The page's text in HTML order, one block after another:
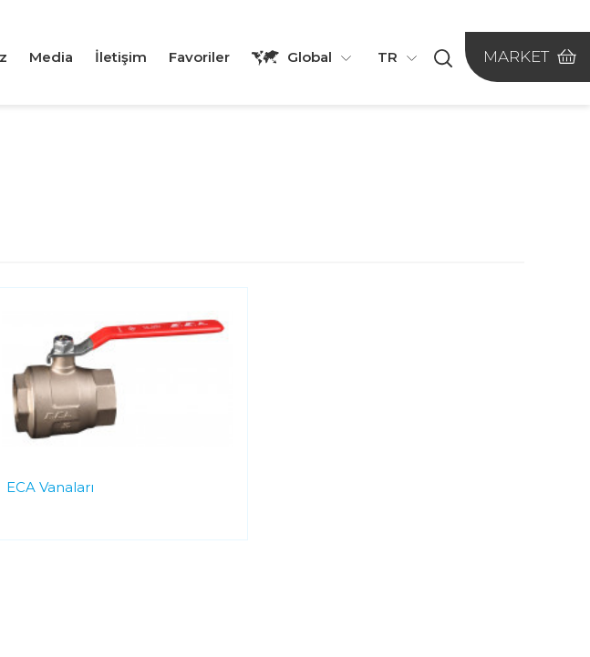
Media İletişim Favoriler Global TR MARKET
ECA Vanaları